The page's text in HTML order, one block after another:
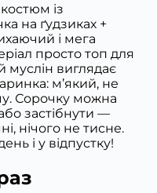
із
на ґудзиках +
і мега
просто топ для
муслін виглядає
м’який, не
Сорочку можна
застібнути —
нічого не тисне.
і у відпустку!